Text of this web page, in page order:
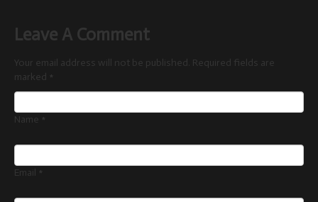
Leave A Comment
Your email address will not be published. Required fields are
marked *
Name *
Email *